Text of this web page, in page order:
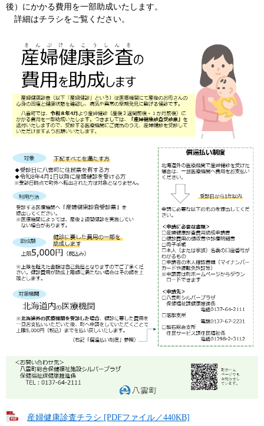
後）にかかる費用を一部助成いたします。
詳細はチラシをご覧ください。
産婦健康診査チラシ [PDFファイル／440KB]